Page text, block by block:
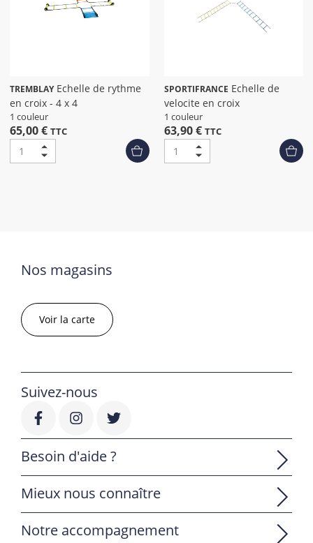
TREMBLAYEchelle de rythme
en croix - 4 x 4
1 couleur
65,00 € TTC
SPORTIFRANCE
velocite en croix
1 couleur
63,90 € TTC
Nos magasins
Voir la carte
Suivez-nous
Besoin d'aide ?
Mieux nous connaître
Notre accompagnement